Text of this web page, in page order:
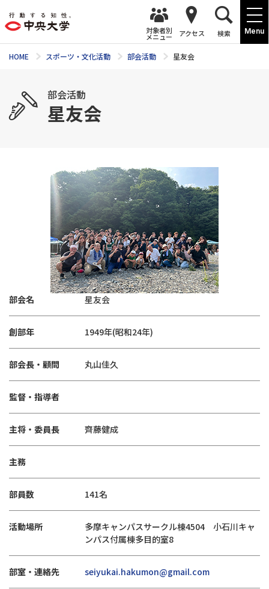
Menu
対象者別
メニュー アクセス 検索
HOME スポーツ・文化活動 部会活動 星友会
部会活動
星友会
部会名 星友会
創部年 1949年(昭和24年)
部会長・顧問 丸山佳久
監督・指導者
主将・委員長 齊藤健成
主務
部員数 141名
活動場所
多摩キャンパスサークル棟4504 小石川キャ
ンパス付属棟多目的室8
部室・連絡先 seiyukai.hakumon@gmail.com